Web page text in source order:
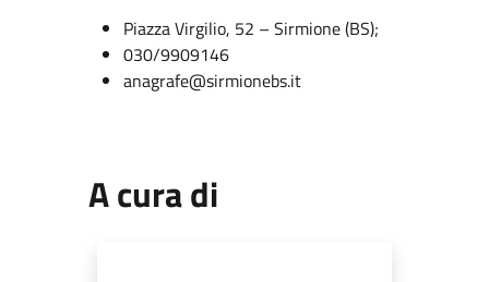
Piazza Virgilio, 52 – Sirmione (BS);
030/9909146
anagrafe@sirmionebs.it
A cura di